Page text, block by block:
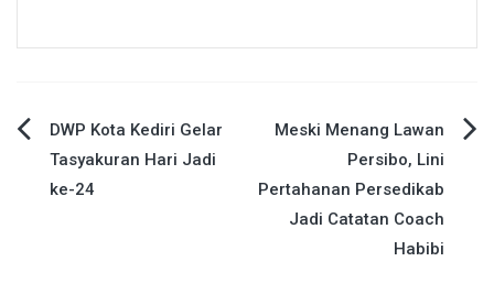
Navigasi
pos
DWP Kota Kediri Gelar
Tasyakuran Hari Jadi
ke-24
Meski Menang Lawan
Persibo, Lini
Pertahanan Persedikab
Jadi Catatan Coach
Habibi